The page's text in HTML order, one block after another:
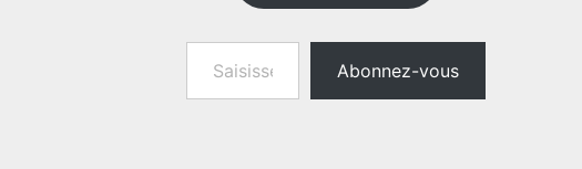
Saisissez votre adresse e-mail…
Abonnez-vous